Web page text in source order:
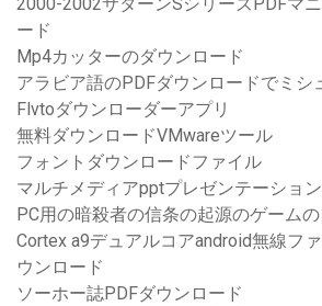
2000-2002サターンSシリーズPDFマ
ード
Mp4カッターのダウンロード
アラビア語のPDFダウンロードでミシ
Flvtoダウンローダーアプリ
無料ダウンロードVMwareツール
フォントダウンロードファイル
マルチメディアpptプレゼンテーショ
PC用の暗殺者の信条の起源のゲーム
Cortex a9デュアルコアandroid無線フ
ウンロード
ソーホー誌PDFダウンロード